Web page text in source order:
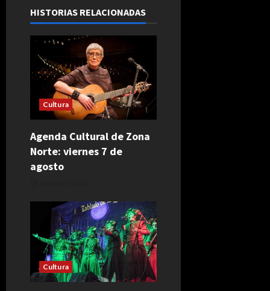
HISTORIAS RELACIONADAS
Cultura
Agenda Cultural de Zona
Norte: viernes 7 de
agosto
Cultura